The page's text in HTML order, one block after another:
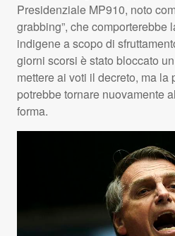
Presidenziale MP910, noto
grabbing”, che comporterebbe
indigene a scopo di
giorni scorsi è stato bloccato
mettere ai voti il decreto, ma la
potrebbe tornare nuovamente
forma.